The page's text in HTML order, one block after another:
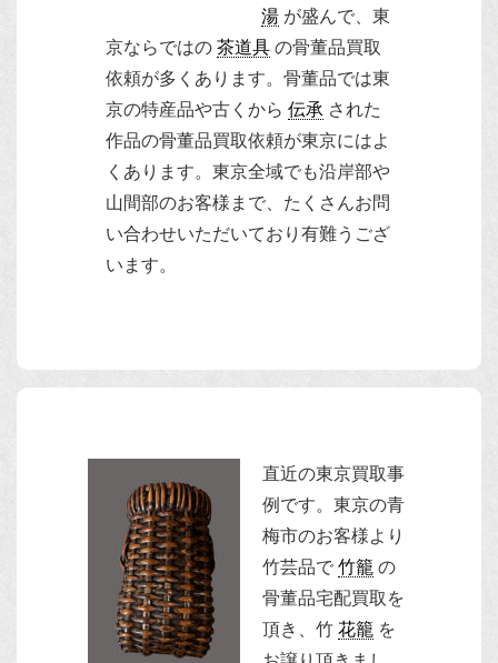
湯 が盛んで、東
京ならではの 茶道具 の骨董品買取
依頼が多くあります。骨董品では東
京の特産品や古くから 伝承 された
作品の骨董品買取依頼が東京にはよ
くあります。東京全域でも沿岸部や
山間部のお客様まで、たくさんお問
い合わせいただいており有難うござ
います。
直近の東京買取事
例です。 東京の青
梅市のお客様より
竹芸品で 竹籠 の
骨董品宅配買取を
頂き、竹 花籠 を